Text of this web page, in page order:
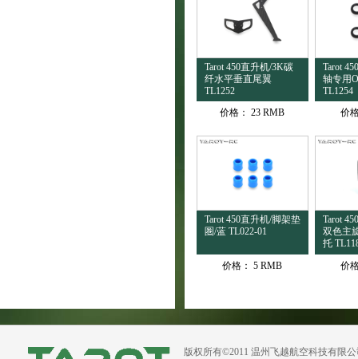
Tarot 450直升机/3K碳
纤水平垂直尾翼
TL1252
价格： 23 RMB
Tarot
轴专用
TL1254
价
Tarot 450直升机/脚架垫
圏/蓝 TL022-01
价格： 5 RMB
Tarot
双色主
托
价
版权所有©2011 温州飞越航空科技有限